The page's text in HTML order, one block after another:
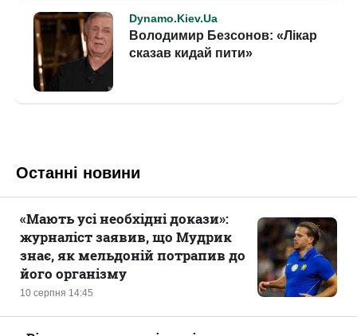
Останні новини
10 серпня 14:45
«Мають усі необхідні докази»:
журналіст заявив, що Мудрик
знає, як мельдоній потрапив до
його організму